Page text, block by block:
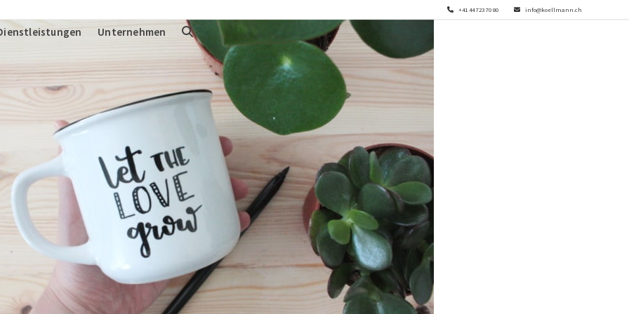
+41 44 723 70 80 info@koellmann.ch
Unternehmen